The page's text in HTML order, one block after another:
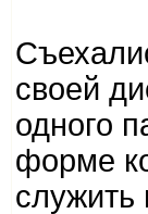
своей
одного
форме
служить